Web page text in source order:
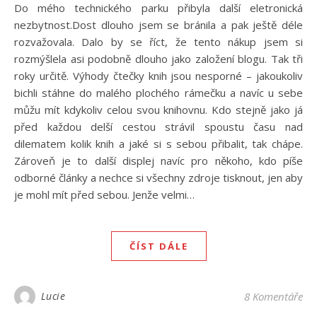
Do mého technického parku přibyla další eletronická
nezbytnost.Dost dlouho jsem se bránila a pak ještě déle
rozvažovala. Dalo by se říct, že tento nákup jsem si
rozmýšlela asi podobně dlouho jako založení blogu. Tak tři
roky určitě. Výhody čtečky knih jsou nesporné – jakoukoliv
bichli stáhne do malého plochého rámečku a navíc u sebe
můžu mít kdykoliv celou svou knihovnu. Kdo stejně jako já
před každou delší cestou strávil spoustu času nad
dilematem kolik knih a jaké si s sebou přibalit, tak chápe.
Zároveň je to další displej navíc pro někoho, kdo píše
odborné články a nechce si všechny zdroje tisknout, jen aby
je mohl mít před sebou. Jenže velmi…
ČÍST DÁLE
Lucie 8 Komentáře